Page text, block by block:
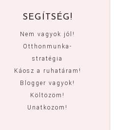
SEGÍTSÉG!
Nem vagyok jól!
Otthonmunka-
stratégia
Káosz a ruhatáram!
Blogger vagyok!
Költözöm!
Unatkozom!